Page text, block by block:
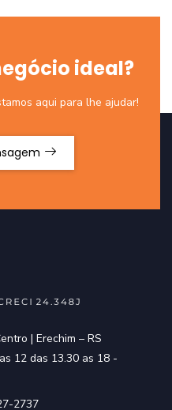
ideal?
aqui para lhe ajudar!
| Erechim – RS
12 das 13.30 as 18 -
2737